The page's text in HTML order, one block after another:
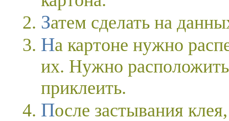
Затем сделать на
На картоне нужно распечатать значки IPAD и вырезать
их. Нужно
приклеить.
После застывания клея, следует надрезать каждую